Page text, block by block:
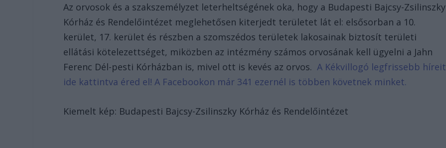
Az orvosok és a szakszemélyzet leterheltségének oka, hogy a Budapesti Bajcsy-Zsilinszky
Kórház és Rendelőintézet meglehetősen kiterjedt területet lát el: elsősorban a 10.
kerület, 17. kerület és részben a szomszédos területek lakosainak biztosít területi
ellátási kötelezettséget, miközben az intézmény számos orvosának kell ügyelni a Jahn
Ferenc Dél-pesti Kórházban is, mivel ott is kevés az orvos.A Kékvillogó legfrissebb híreit
ide kattintva éred el! A Facebookon már 341 ezernél is többen követnek minket.
Kiemelt kép: Budapesti Bajcsy-Zsilinszky Kórház és Rendelőintézet